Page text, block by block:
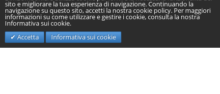
Inserisci il tuo indirizzo email
sito e migliorare la tua esperienza di navigazione. Continuando la
navigazione su questo sito, accetti la nostra cookie policy. Per maggiori
informazioni su come utilizzare e gestire i cookie, consulta la nostra
Informativa sui cookie.
Accetta
Informativa sui cookie